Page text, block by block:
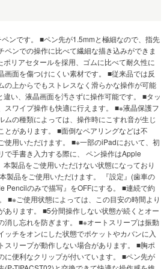
ンです。 ■ペン先が1.5mmと極細なので、指先
ペンでの操作に比べて繊細な描き込みができま
リアセタールを採用、ゴムに比べて耐久性に
画面を傷つけにくい素材です。 ■従来品では反
の上からでもストレスなく滑らかな操作が可能
い、液晶画面を汚さずに操作可能です。 ■タッ
スワイプ操作も快適に行えます。 ■※液晶保護フ
ムの種類によっては、操作時にこすれ音が生じ
とがあります。 ■面倒なペアリングなどは不
使用いただけます。 ■※一部のiPadにおいて、初
で手書き入力する際に、 ペン操作はApple
製品をご使用いただけない状態になっており
製品をご使用いただけます。 『設定』(歯車の
のみで描写』をOFFにする。 ■連続で約
■※ご使用状態によっては、この目安の時間より
あります。 ■5分間操作しない状態が続くとオー
消し忘れを防ぎます。 ■※オートスリープは振動
ッチをオンにした状態でポケットやカバンに入
スリープが動作しない場合があります。 ■胸ポ
に便利なクリップが付いています。 ■ペン先が